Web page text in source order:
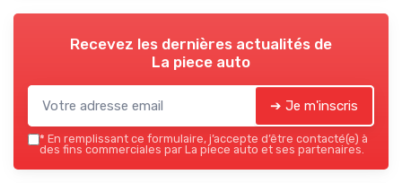
Recevez les dernières actualités de
La piece auto
➔ Je m'inscris
* En remplissant ce formulaire, j’accepte d’être contacté(e) à
des fins commerciales par La piece auto et ses partenaires.